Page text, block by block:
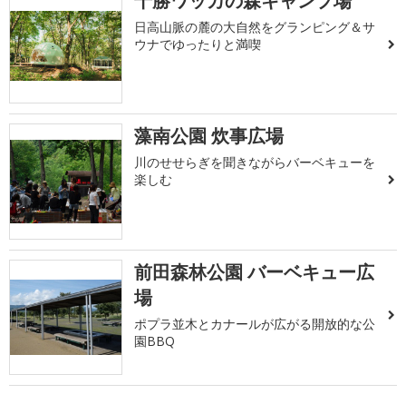
日高山脈の麓の大自然をグランピング＆サ
ウナでゆったりと満喫
藻南公園 炊事広場
川のせせらぎを聞きながらバーベキューを
楽しむ
前田森林公園 バーベキュー広
場
ポプラ並木とカナールが広がる開放的な公
園BBQ